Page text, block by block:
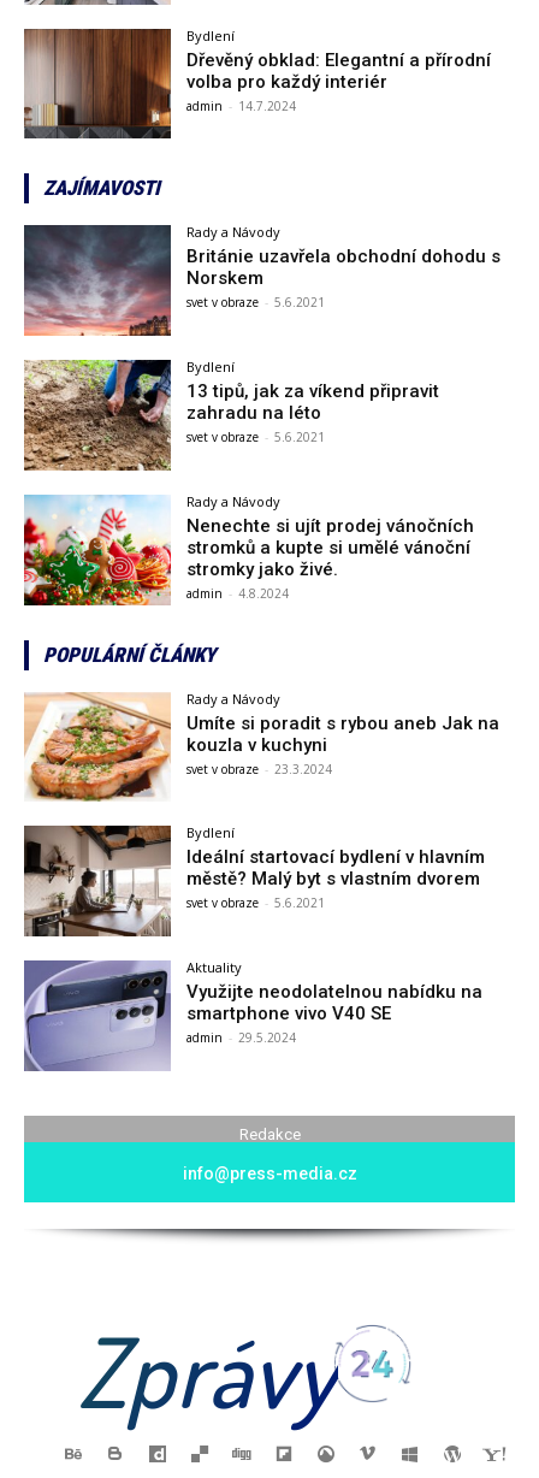
Bydlení
Dřevěný obklad: Elegantní a přírodní
volba pro každý interiér
admin - 14.7.2024
ZAJÍMAVOSTI
Rady a Návody
Británie uzavřela obchodní dohodu s
Norskem
svet v obraze - 5.6.2021
Bydlení
13 tipů, jak za víkend připravit
zahradu na léto
svet v obraze - 5.6.2021
Rady a Návody
Nenechte si ujít prodej vánočních
stromků a kupte si umělé vánoční
stromky jako živé.
admin - 4.8.2024
POPULÁRNÍ ČLÁNKY
Rady a Návody
Umíte si poradit s rybou aneb Jak na
kouzla v kuchyni
svet v obraze - 23.3.2024
Bydlení
Ideální startovací bydlení v hlavním
městě? Malý byt s vlastním dvorem
svet v obraze - 5.6.2021
Aktuality
Využijte neodolatelnou nabídku na
smartphone vivo V40 SE
admin - 29.5.2024
Redakce
info@press-media.cz
Zprávy